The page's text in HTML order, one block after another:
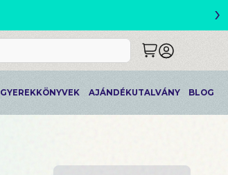
›
GYEREKKÖNYVEK AJÁNDÉKUTALVÁNY BLOG